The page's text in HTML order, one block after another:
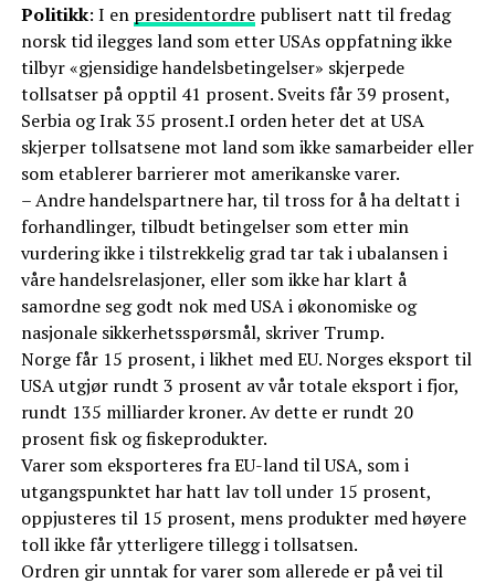
Politikk: I en presidentordrepublisert natt til fredag
norsk tid ilegges land som etter USAs oppfatning ikke
tilbyr «gjensidige handelsbetingelser» skjerpede
tollsatser på opptil 41 prosent. Sveits får 39 prosent,
Serbia og Irak 35 prosent.I orden heter det at USA
skjerper tollsatsene mot land som ikke samarbeider eller
som etablerer barrierer mot amerikanske varer.
– Andre handelspartnere har, til tross for å ha deltatt i
forhandlinger, tilbudt betingelser som etter min
vurdering ikke i tilstrekkelig grad tar tak i ubalansen i
våre handelsrelasjoner, eller som ikke har klart å
samordne seg godt nok med USA i økonomiske og
nasjonale sikkerhetsspørsmål, skriver Trump.
Norge får 15 prosent, i likhet med EU. Norges eksport til
USA utgjør rundt 3 prosent av vår totale eksport i fjor,
rundt 135 milliarder kroner. Av dette er rundt 20
prosent fisk og fiskeprodukter.
Varer som eksporteres fra EU-land til USA, som i
utgangspunktet har hatt lav toll under 15 prosent,
oppjusteres til 15 prosent, mens produkter med høyere
toll ikke får ytterligere tillegg i tollsatsen.
Ordren gir unntak for varer som allerede er på vei til